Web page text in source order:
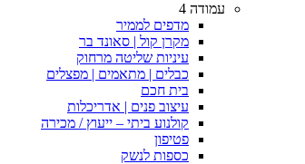
עמודה 4
מדפים לממיר
מקרן קול | סאונד בר
עיניות שליטה מרחוק
כבלים | מתאמים | מפצלים
בית חכם
עיצוב פנים | אדריכלות
קולנוע ביתי – ייעוץ / מכירה
פטיפון
כספות לנשק